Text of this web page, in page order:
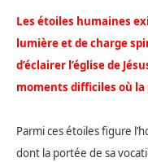
Les étoiles humaines
lumière et de charge
d’éclairer l’église de
moments difficiles où la
Parmi ces étoiles figure
dont la portée de sa